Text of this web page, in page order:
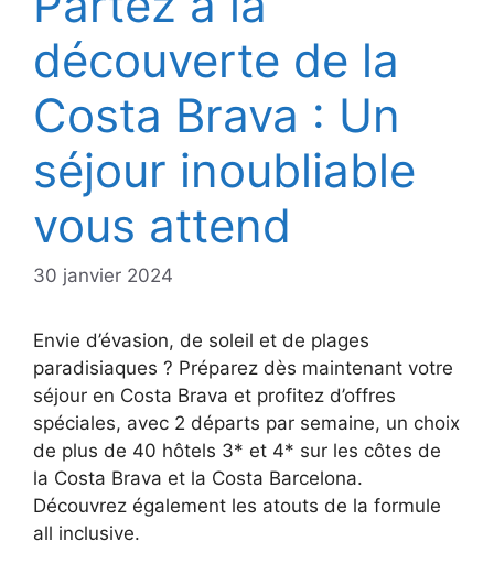
découverte de la
Costa Brava : Un
séjour inoubliable
vous attend
30 janvier 2024
Envie d’évasion, de soleil et de plages
paradisiaques ? Préparez dès maintenant votre
séjour en Costa Brava et profitez d’offres
spéciales, avec 2 départs par semaine, un choix
de plus de 40 hôtels 3* et 4* sur les côtes de
la Costa Brava et la Costa Barcelona.
Découvrez également les atouts de la formule
all inclusive.